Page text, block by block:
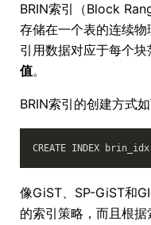
BRIN索引（Block
存储在一个表的连续
引用数据对应于每个
值。
BRIN索引的创建方式如
像GiST、SP-GiST和
的索引策略，而且根